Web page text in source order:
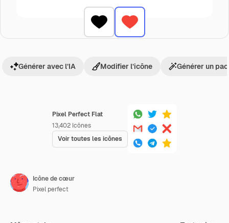
Pixel Perfect Flat
13,402 Icônes
Voir toutes les icônes
Générer avec l’IA Modifier l’icône Générer un
Icône de cœur
Pixel perfect